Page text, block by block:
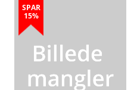
SPAR
15%